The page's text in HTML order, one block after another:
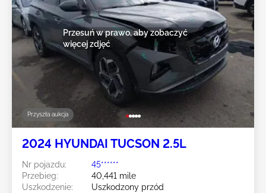
Przyszła aukcja
Przesuń w prawo, aby zobaczyć
więcej zdjęć
2024 HYUNDAI TUCSON 2.5L
Nr pojazdu:
45******
Przebieg:
40,441 mile
Uszkodzenie:
Uszkodzony przód